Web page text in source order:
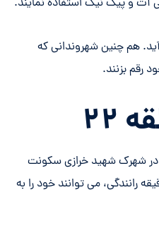
هم چنین شهروندانی که
رقم بزنند.
خصوص افرادی که در شهرک شهید خرازی سکونت
رانندگی، می توانند خود را به